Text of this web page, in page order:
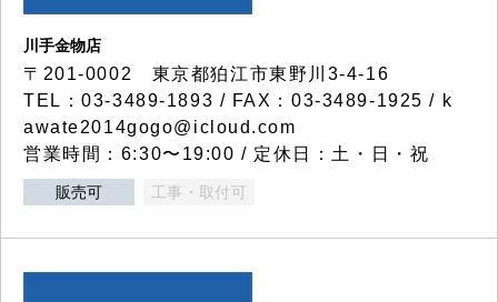
川手金物店
〒201-0002 東京都狛江市東野川3-4-16
TEL：03-3489-1893 / FAX：03-3489-1925 / k
awate2014gogo@icloud.com
営業時間：6:30〜19:00 / 定休日：土・日・祝
販売可 工事・取付可